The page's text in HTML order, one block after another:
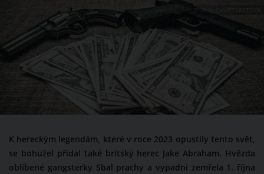
ZDROJ: SHUTTERSTOCK
K hereckým legendám, které v roce 2023 opustily tento svět,
se bohužel přidal také britský herec Jake Abraham. Hvězda
oblíbené gangsterky Sbal prachy a vypadni zemřela 1. října